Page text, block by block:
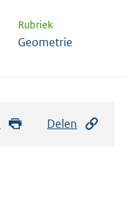
Rubriek
Geometrie
Delen